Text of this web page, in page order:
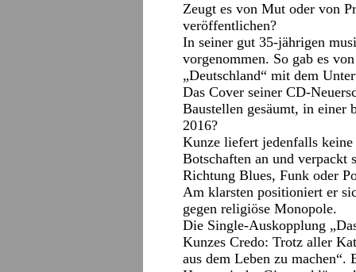
Zeugt es von Mut oder von
veröffentlichen?
In seiner gut 35-jährigen
vorgenommen. So gab es
„Deutschland“ mit dem
Das Cover seiner CD-
Baustellen gesäumt, in einer
2016?
Kunze liefert jedenfalls
Botschaften an und verpackt
Richtung Blues, Funk oder
Am klarsten positioniert er
gegen religiöse Monopole.
Die Single-Auskopplung
Kunzes Credo: Trotz aller
aus dem Leben zu machen“.